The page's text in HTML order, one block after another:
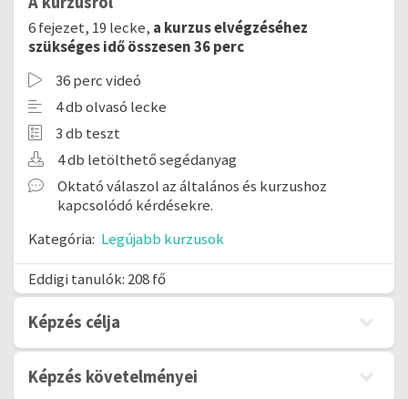
6 fejezet, 19 lecke, a kurzus elvégzéséhez
szükséges idő összesen 36 perc
36 perc videó
4 db olvasó lecke
3 db teszt
4 db letölthető segédanyag
Oktató válaszol az általános és kurzushoz
kapcsolódó kérdésekre.
Kategória: Legújabb kurzusok
Eddigi tanulók: 208 fő
Képzés célja
Képzés követelményei